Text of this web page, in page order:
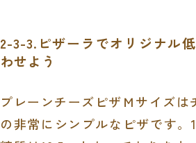
2-3-3.ピザーラでオリジナル
わせよう
プレーンチーズピザＭサイズは
の非常にシンプルなピザです。 1